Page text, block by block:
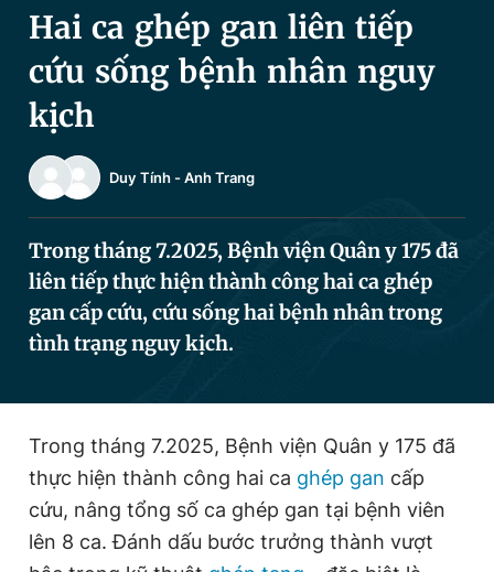
Video Magazine
Tiện ích
Thông tin tòa soạn
Theo dõi báo trên
Hai ca ghép gan liên tiếp
cứu sống bệnh nhân nguy
kịch
Duy Tính -Anh Trang
Trong tháng 7.2025, Bệnh viện Quân y 175 đã
liên tiếp thực hiện thành công hai ca ghép
gan cấp cứu, cứu sống hai bệnh nhân trong
tình trạng nguy kịch.
Trong tháng 7.2025, Bệnh viện Quân y 175 đã
thực hiện thành công hai ca ghép gan cấp
cứu, nâng tổng số ca ghép gan tại bệnh viên
lên 8 ca. Đánh dấu bước trưởng thành vượt